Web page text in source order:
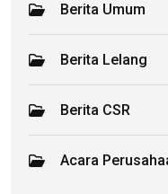
Berita Umum
Berita Lelang
Berita CSR
Acara